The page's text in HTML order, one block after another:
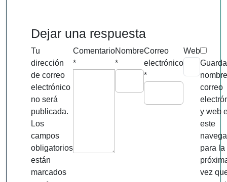
Dejar una respuesta
Tu
dirección
de correo
electrónico
no será
publicada.
Los
campos
obligatorios
están
marcados
Comentario
*
Nombre
*
Correo
electrónico
*
Web
correo
y web
este
para la
vez